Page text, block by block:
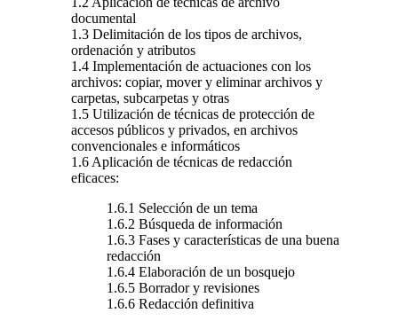
documental
1.3 Delimitación de los tipos de archivos,
ordenación y atributos
1.4 Implementación de actuaciones con los
archivos: copiar, mover y eliminar archivos y
carpetas, subcarpetas y otras
1.5 Utilización de técnicas de protección de
accesos públicos y privados, en archivos
convencionales e informáticos
1.6 Aplicación de técnicas de redacción
eficaces:
1.6.1 Selección de un tema
1.6.2 Búsqueda de información
1.6.3 Fases y características de una buena
redacción
1.6.4 Elaboración de un bosquejo
1.6.5 Borrador y revisiones
1.6.6 Redacción definitiva